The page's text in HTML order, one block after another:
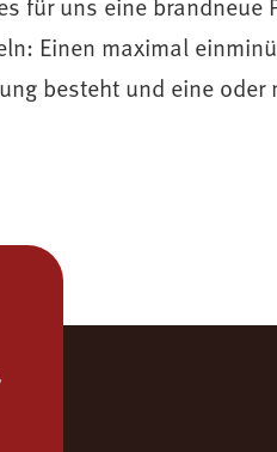
Einen maximal
besteht und eine